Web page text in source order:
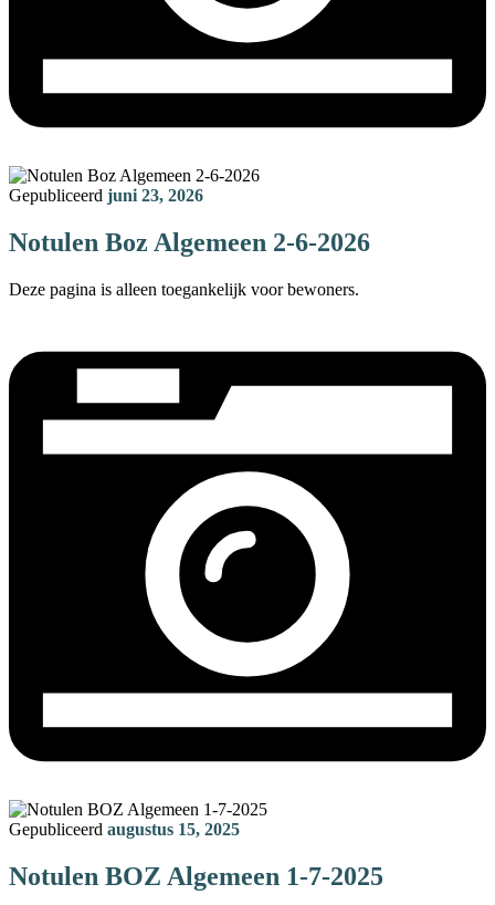
Gepubliceerd juni 23, 2026
Notulen Boz Algemeen 2-6-2026
Deze pagina is alleen toegankelijk voor bewoners.
Gepubliceerd augustus 15, 2025
Notulen BOZ Algemeen 1-7-2025